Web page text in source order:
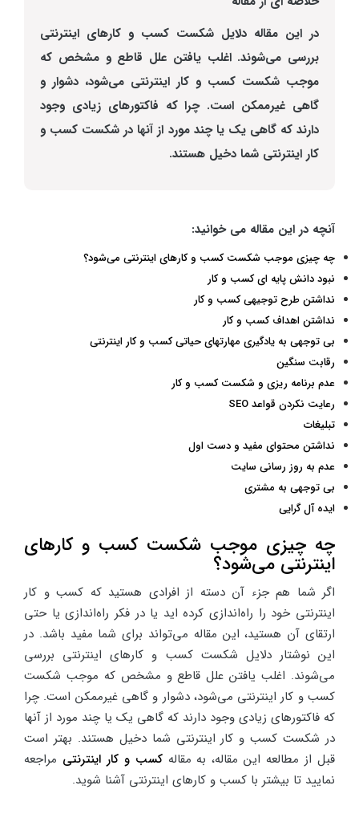
در این مقاله دلایل شکست کسب و کارهای اینترنتی
بررسی می‌شوند. اغلب یافتن علل قاطع و مشخص که
موجب شکست کسب و کار اینترنتی می‌شود، دشوار و
گاهی غیرممکن است. چرا‌ که فاکتورهای زیادی وجود
دارند که گاهی یک یا چند مورد از آنها در شکست کسب و
کار اینترنتی شما دخیل هستند.
آنچه در این مقاله می خوانید:
چه چیزی موجب شکست کسب و کارهای اینترنتی می‌شود؟
نبود دانش پایه ای کسب و کار
نداشتن طرح توجیهی کسب و کار
نداشتن اهداف کسب و کار
بی توجهی به یادگیری مهارتهای حیاتی کسب و کار اینترنتی
رقابت سنگین
عدم برنامه ریزی و شکست کسب و کار
رعایت نکردن قواعد SEO
تبلیغات
نداشتن محتوای مفید و دست اول
عدم به روز رسانی سایت
بی توجهی به مشتری
ایده آل گرایی
چه چیزی موجب شکست کسب و کارهای
اینترنتی می‌شود؟
اگر شما هم جزء آن دسته از افرادی هستید که کسب و کار
اینترنتی خود را راه‌اندازی کرده اید یا در فکر راه‌اندازی یا حتی
ارتقای آن هستید، این مقاله می‌تواند برای شما مفید باشد. در
این نوشتار دلایل شکست کسب و کارهای اینترنتی بررسی
می‌شوند. اغلب یافتن علل قاطع و مشخص که موجب شکست
کسب و کار اینترنتی می‌شود، دشوار و گاهی غیرممکن است. چرا‌
که فاکتورهای زیادی وجود دارند که گاهی یک یا چند مورد از آنها
در شکست کسب و کار اینترنتی شما دخیل هستند. بهتر است
قبل از مطالعه این مقاله، به مقالهکسب و کار اینترنتی مراجعه
نمایید تا بیشتر با کسب و کارهای اینترنتی آشنا شوید.